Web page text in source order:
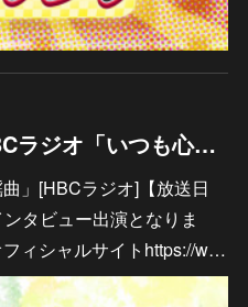
7/18【ラジオ出演】HBCラジオ「いつも心に歌謡曲」
」[HBCラジオ]【放送日
タビュー出演となりま
ィシャルサイトhttps://w…